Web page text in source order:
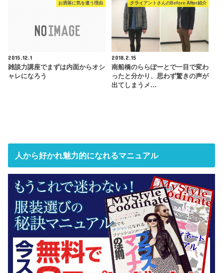
お洒落に気を遣う理由
2015.12.1
雑談力講座でまずは内面からオシ
ャレになろう
クライアントさんのBefore After紹介
2018.2.15
南船橋のららぽーとで一目で変わ
ったと分かり、思わず驚きの声が
出てしまうメ…
人から好かれ魅力的になれるマニュアル